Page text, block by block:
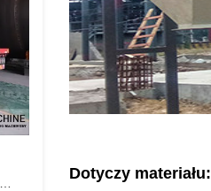
Dotyczy materiału: